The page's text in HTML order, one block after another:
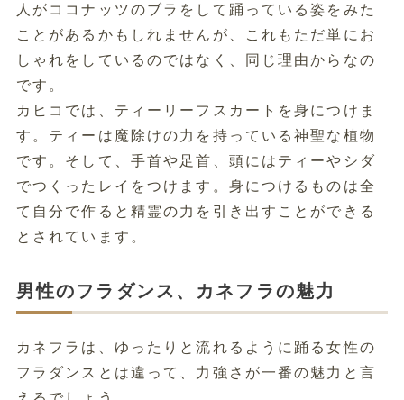
人がココナッツのブラをして踊っている姿をみた
ことがあるかもしれませんが、これもただ単にお
しゃれをしているのではなく、同じ理由からなの
です。
カヒコでは、ティーリーフスカートを身につけま
す。ティーは魔除けの力を持っている神聖な植物
です。そして、手首や足首、頭にはティーやシダ
でつくったレイをつけます。身につけるものは全
て自分で作ると精霊の力を引き出すことができる
とされています。
男性のフラダンス、カネフラの魅力
カネフラは、ゆったりと流れるように踊る女性の
フラダンスとは違って、力強さが一番の魅力と言